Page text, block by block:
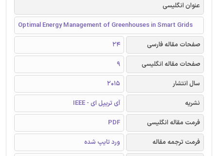
عنوان انگلیسی
Optimal Energy Management of Greenhouses in Smart Grids
صفحات مقاله فارسی
24
صفحات مقاله انگلیسی
9
سال انتشار
2015
نشریه
آی تریپل ای - IEEE
فرمت مقاله انگلیسی
PDF
فرمت ترجمه مقاله
ورد تایپ شده